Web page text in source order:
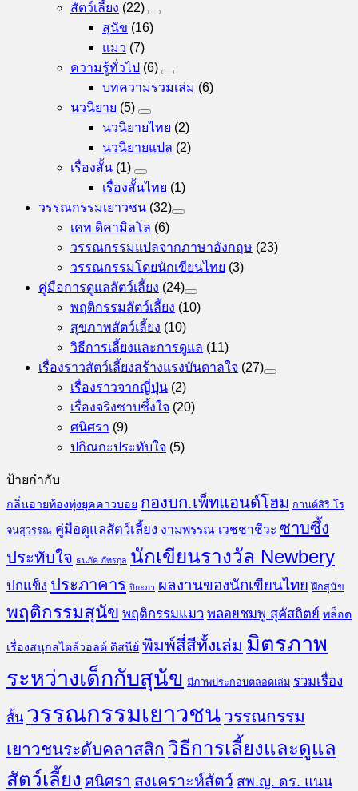
สัตว์เลี้ยง (22)
สุนัข (16)
แมว (7)
ความรู้ทั่วไป (6)
บทความรวมเล่ม (6)
นวนิยาย (5)
นวนิยายไทย (2)
นวนิยายแปล (2)
เรื่องสั้น (1)
เรื่องสั้นไทย (1)
วรรณกรรมเยาวชน (32)
เคท ดิคามิลโล (6)
วรรณกรรมแปลจากภาษาอังกฤษ (23)
วรรณกรรมโดยนักเขียนไทย (3)
คู่มือการดูแลสัตว์เลี้ยง (24)
พฤติกรรมสัตว์เลี้ยง (10)
สุขภาพสัตว์เลี้ยง (10)
วิธีการเลี้ยงและการดูแล (11)
เรื่องราวสัตว์เลี้ยงสร้างแรงบันดาลใจ (27)
เรื่องราวจากญี่ปุ่น (2)
เรื่องจริงซาบซึ้งใจ (20)
ศนิศรา (9)
ปกิณกะประทับใจ (5)
ป้ายกำกับ
กลิ่นอายท้องทุ่งยุคคาวบอย กองบก.เพ็ทแอนด์โฮม กานต์สิริ โร
จนสุวรรณ คู่มือดูแลสัตว์เลี้ยง งามพรรณ เวชชาชีวะ ซาบซึ้ง
ประทับใจ ธนภัค ภัทรกุล นักเขียนรางวัล Newbery
ปกแข็ง ประภาคาร ปิยะภา ผลงานของนักเขียนไทย ฝึกสุนัข
พฤติกรรมสุนัข พฤติกรรมแมว พลอยชมพู สุคัสถิตย์ พล็อต
เรื่องสนุกสไตล์วอลต์ ดิสนีย์ พิมพ์สี่สีทั้งเล่ม มิตรภาพ
ระหว่างเด็กกับสุนัข มีภาพประกอบตลอดเล่ม รวมเรื่อง
สั้น วรรณกรรมเยาวชน วรรณกรรม
เยาวชนระดับคลาสสิก วิธีการเลี้ยงและดูแล
สัตว์เลี้ยง ศนิศรา สงเคราะห์สัตว์ สพ.ญ. ดร. แนน